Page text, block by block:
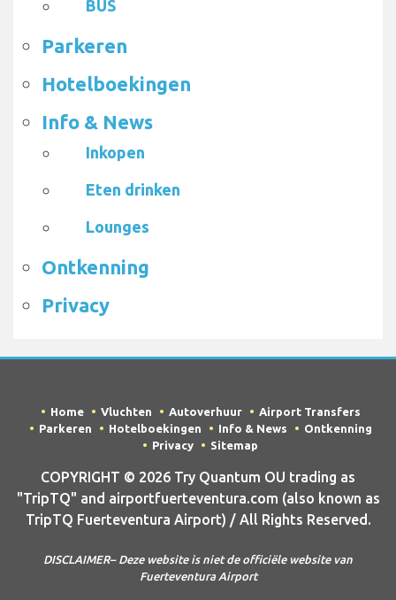
BUS
Parkeren
Hotelboekingen
Info & News
Inkopen
Eten drinken
Lounges
Ontkenning
Privacy
Home Vluchten Autoverhuur
Airport Transfers
Parkeren
Hotelboekingen Info & News
Ontkenning
Privacy
Sitemap
COPYRIGHT © 2026 Try Quantum OU trading as
"TripTQ" and airportfuerteventura.com (also known as
TripTQ Fuerteventura Airport) / All Rights Reserved.
DISCLAIMER– Deze website is niet de officiële website van
Fuerteventura Airport